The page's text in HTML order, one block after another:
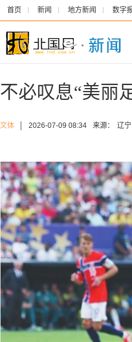
首页 新闻 地方新闻 数字
不必叹息“美丽
文体 2026-07-09 08:34 来源： 辽